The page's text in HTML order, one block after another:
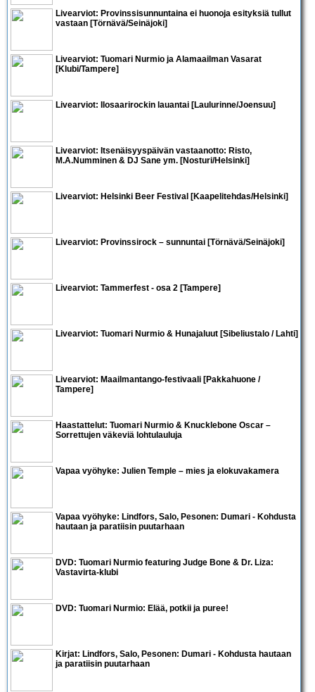
Livearviot: Provinssisunnuntaina ei huonoja esityksiä tullut
vastaan [Törnävä/Seinäjoki]
Livearviot: Tuomari Nurmio ja Alamaailman Vasarat
[Klubi/Tampere]
Livearviot: Ilosaarirockin lauantai [Laulurinne/Joensuu]
Livearviot: Itsenäisyyspäivän vastaanotto: Risto,
M.A.Numminen & DJ Sane ym. [Nosturi/Helsinki]
Livearviot: Helsinki Beer Festival [Kaapelitehdas/Helsinki]
Livearviot: Provinssirock – sunnuntai [Törnävä/Seinäjoki]
Livearviot: Tammerfest - osa 2 [Tampere]
Livearviot: Tuomari Nurmio & Hunajaluut [Sibeliustalo / Lahti]
Livearviot: Maailmantango-festivaali [Pakkahuone /
Tampere]
Haastattelut: Tuomari Nurmio & Knucklebone Oscar –
Sorrettujen väkeviä lohtulauluja
Vapaa vyöhyke: Julien Temple – mies ja elokuvakamera
Vapaa vyöhyke: Lindfors, Salo, Pesonen: Dumari - Kohdusta
hautaan ja paratiisin puutarhaan
DVD: Tuomari Nurmio featuring Judge Bone & Dr. Liza:
Vastavirta-klubi
DVD: Tuomari Nurmio: Elää, potkii ja puree!
Kirjat: Lindfors, Salo, Pesonen: Dumari - Kohdusta hautaan
ja paratiisin puutarhaan